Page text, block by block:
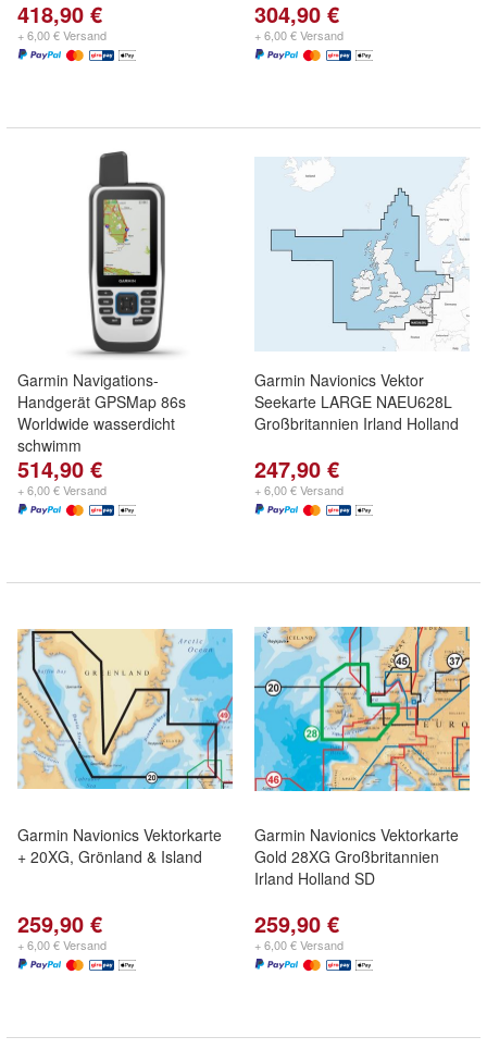
418,90 €
+ 6,00 € Versand
304,90 €
+ 6,00 € Versand
Garmin Navigations-
Handgerät GPSMap 86s
Worldwide wasserdicht
schwimm
514,90 €
+ 6,00 € Versand
Garmin Navionics Vektor
Seekarte LARGE NAEU628L
Großbritannien Irland Holland
247,90 €
+ 6,00 € Versand
Garmin Navionics Vektorkarte
+ 20XG, Grönland & Island
259,90 €
+ 6,00 € Versand
Garmin Navionics Vektorkarte
Gold 28XG Großbritannien
Irland Holland SD
259,90 €
+ 6,00 € Versand